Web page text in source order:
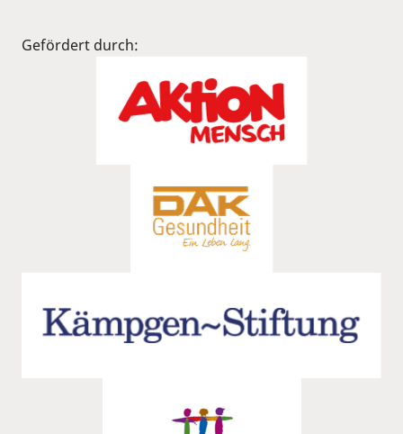
Gefördert durch: